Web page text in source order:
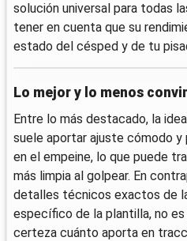
solución universal para todas
tener en cuenta que su
estado del césped y de tu
Lo mejor y lo menos
Entre lo más destacado, la
suele aportar ajuste cómodo
en el empeine, lo que puede
más limpia al golpear. En
detalles técnicos exactos de
específico de la plantilla, no
certeza cuánto aporta en